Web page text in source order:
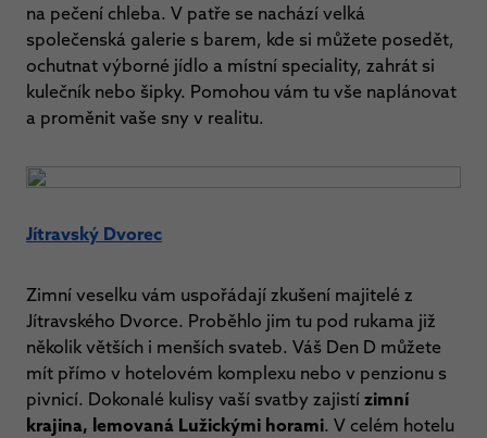
na pečení chleba. V patře se nachází velká
společenská galerie s barem, kde si můžete posedět,
ochutnat výborné jídlo a místní speciality, zahrát si
kulečník nebo šipky. Pomohou vám tu vše naplánovat
a proměnit vaše sny v realitu.
Jítravský Dvorec
Zimní veselku vám uspořádají zkušení majitelé z
Jítravského Dvorce. Proběhlo jim tu pod rukama již
několik větších i menších svateb. Váš Den D můžete
mít přímo v hotelovém komplexu nebo v penzionu s
pivnicí. Dokonalé kulisy vaší svatby zajistízimní
krajina, lemovaná Lužickými horami. V celém hotelu